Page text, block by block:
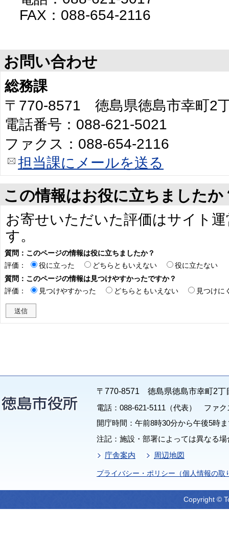
FAX：088-654-2116
お問い合わせ
総務課
〒770-8571 徳島県徳島市幸町2
電話番号：088-621-5021
ファクス：088-654-2116
担当課にメールを送る
この情報はお役に立ちましたか
お寄せいただいた評価はサイト
す。
質問：このページの情報は役に立ちましたか？
評価：
役に立った どちらともいえない
役に立たない
質問：このページの情報は見つけやすかったですか？
評価：
見つけやすかった どちらともいえない 見つけに
〒770-8571 徳島県徳島市幸町2丁
電話：088-621-5111（代表） ファク
開庁時間：午前8時30分から午後5時
注記：施設・部署によっては異なる
庁舎案内
周辺地図
プライバシー・ポリシー（個人情報の取
Copyright ©